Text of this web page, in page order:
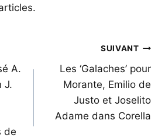
A.
J.
de
SUIVANT
Les ‘Galaches’ pour
Morante, Emilio de
Justo et Joselito
Adame dans Corella